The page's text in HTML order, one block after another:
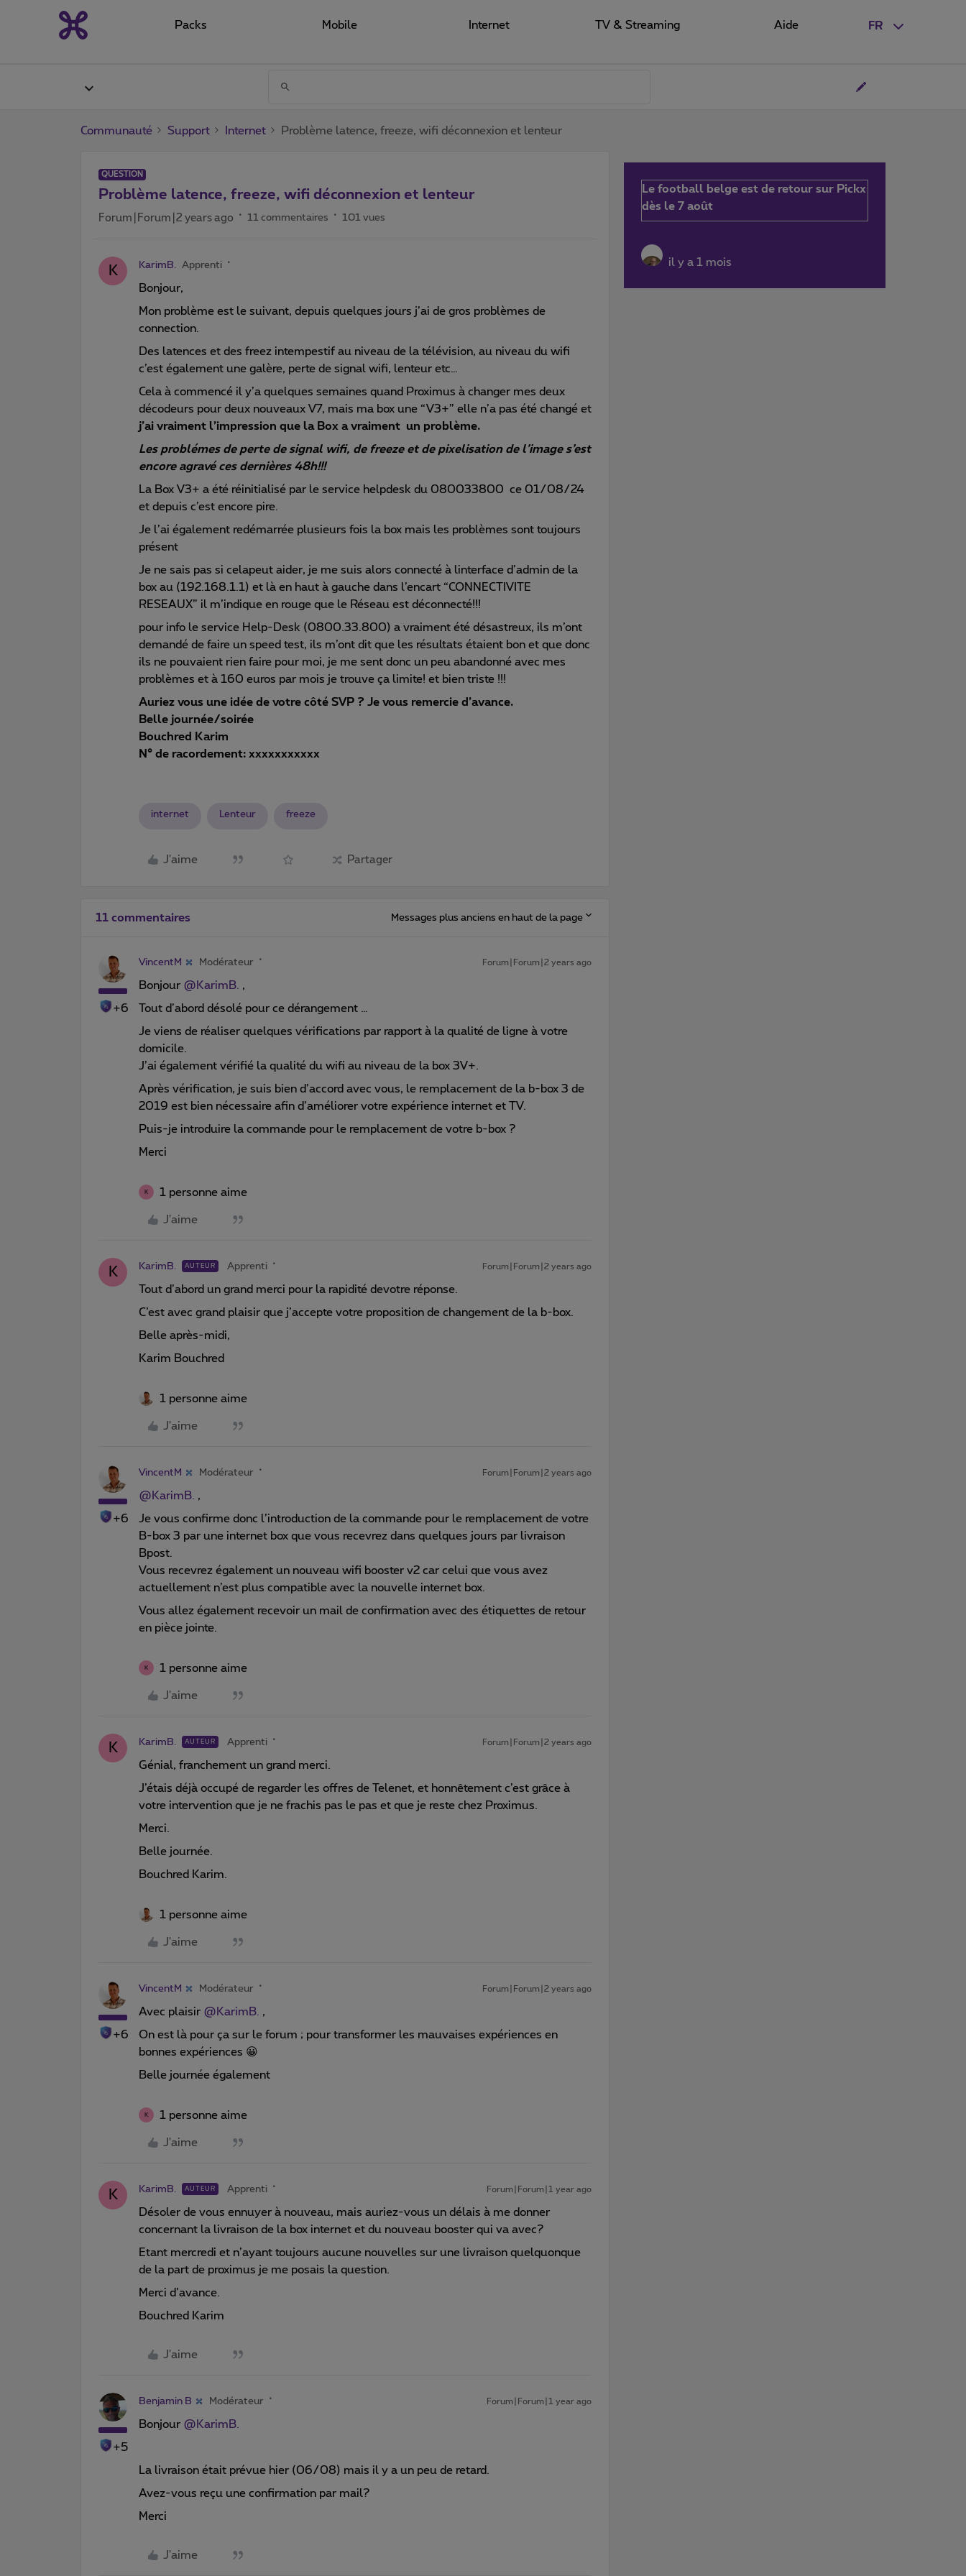
FR
Packs Mobile Internet TV & Streaming Aide
Communauté Support Internet Problème latence, freeze, wifi déconnexion et lenteur
QUESTION
Problème latence, freeze, wifi déconnexion et lenteur
Forum|Forum|2 years ago 11 commentaires 101 vues
K KarimB. Apprenti
Bonjour,
Mon problème est le suivant, depuis quelques jours j’ai de gros problèmes de
connection.
Des latences et des freez intempestif au niveau de la télévision, au niveau du wifi
c’est également une galère, perte de signal wifi, lenteur etc…
Cela à commencé il y’a quelques semaines quand Proximus à changer mes deux
décodeurs pour deux nouveaux V7, mais ma box une “V3+” elle n’a pas été changé et
j’ai vraiment l’impression que la Box a vraiment un problème.
Les problémes de perte de signal wifi, de freeze et de pixelisation de l’image s’est
encore agravé ces dernières 48h!!!
La Box V3+ a été réinitialisé par le service helpdesk du 080033800 ce 01/08/24
et depuis c’est encore pire.
Je l’ai également redémarrée plusieurs fois la box mais les problèmes sont toujours
présent
Je ne sais pas si celapeut aider, je me suis alors connecté à linterface d’admin de la
box au (192.168.1.1) et là en haut à gauche dans l’encart “CONNECTIVITE
RESEAUX” il m’indique en rouge que le Réseau est déconnecté!!!
pour info le service Help-Desk (0800.33.800) a vraiment été désastreux, ils m’ont
demandé de faire un speed test, ils m’ont dit que les résultats étaient bon et que donc
ils ne pouvaient rien faire pour moi, je me sent donc un peu abandonné avec mes
problèmes et à 160 euros par mois je trouve ça limite! et bien triste !!!
Auriez vous une idée de votre côté SVP ? Je vous remercie d’avance.
Belle journée/soirée
Bouchred Karim
N° de racordement: xxxxxxxxxxx
internet Lenteur freeze
J'aime Partager
11 commentaires Messages plus anciens en haut de la page
+6
VincentM Modérateur Forum|Forum|2 years ago
Bonjour @KarimB. ,
Tout d’abord désolé pour ce dérangement …
Je viens de réaliser quelques vérifications par rapport à la qualité de ligne à votre
domicile.
J’ai également vérifié la qualité du wifi au niveau de la box 3V+.
Après vérification, je suis bien d’accord avec vous, le remplacement de la b-box 3 de
2019 est bien nécessaire afin d’améliorer votre expérience internet et TV.
Puis-je introduire la commande pour le remplacement de votre b-box ?
Merci
K 1 personne aime
J'aime
K KarimB. AUTEUR Apprenti Forum|Forum|2 years ago
Tout d’abord un grand merci pour la rapidité devotre réponse.
C’est avec grand plaisir que j’accepte votre proposition de changement de la b-box.
Belle après-midi,
Karim Bouchred
1 personne aime
J'aime
+6
VincentM Modérateur Forum|Forum|2 years ago
@KarimB. ,
Je vous confirme donc l’introduction de la commande pour le remplacement de votre
B-box 3 par une internet box que vous recevrez dans quelques jours par livraison
Bpost.
Vous recevrez également un nouveau wifi booster v2 car celui que vous avez
actuellement n’est plus compatible avec la nouvelle internet box.
Vous allez également recevoir un mail de confirmation avec des étiquettes de retour
en pièce jointe.
K 1 personne aime
J'aime
K KarimB. AUTEUR Apprenti Forum|Forum|2 years ago
Génial, franchement un grand merci.
J’étais déjà occupé de regarder les offres de Telenet, et honnêtement c’est grâce à
votre intervention que je ne frachis pas le pas et que je reste chez Proximus.
Merci.
Belle journée.
Bouchred Karim.
1 personne aime
J'aime
+6
VincentM Modérateur Forum|Forum|2 years ago
Avec plaisir @KarimB. ,
On est là pour ça sur le forum ; pour transformer les mauvaises expériences en
bonnes expériences 😀
Belle journée également
K 1 personne aime
J'aime
K KarimB. AUTEUR Apprenti Forum|Forum|1 year ago
Désoler de vous ennuyer à nouveau, mais auriez-vous un délais à me donner
concernant la livraison de la box internet et du nouveau booster qui va avec?
Etant mercredi et n’ayant toujours aucune nouvelles sur une livraison quelquonque
de la part de proximus je me posais la question.
Merci d’avance.
Bouchred Karim
J'aime
+5
Benjamin B Modérateur Forum|Forum|1 year ago
Bonjour @KarimB.
La livraison était prévue hier (06/08) mais il y a un peu de retard.
Avez-vous reçu une confirmation par mail?
Merci
J'aime
Le football belge est de retour sur Pickx
dès le 7 août
il y a 1 mois